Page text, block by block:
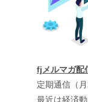
fjメルマガ配
定期通信（
最近は経済